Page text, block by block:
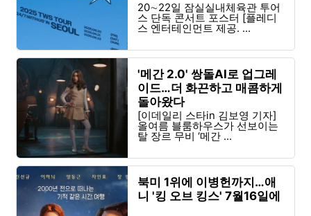
20∼22일 잠실실내체육관 투어
스 단독 콘서트 포스터 [플레디
스 엔터테인먼트 제공. ...
'메간 2.0' 쌍돌AI로 업그레
이드…더 화끈하고 매콤하게
돌아왔다
[이데일리 스타in 김보영 기자]
올여름 블룸하우스가 선보이는
탈 장르 무비 ‘메간 ...
북미 1위에 이병헌까지…애
니 '킹 오브 킹스' 7월16일에